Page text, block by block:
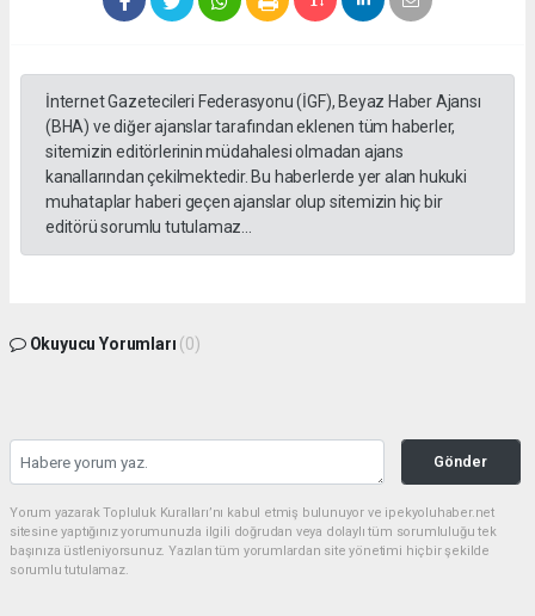
İnternet Gazetecileri Federasyonu (İGF), Beyaz Haber Ajansı
(BHA) ve diğer ajanslar tarafından eklenen tüm haberler,
sitemizin editörlerinin müdahalesi olmadan ajans
kanallarından çekilmektedir. Bu haberlerde yer alan hukuki
muhataplar haberi geçen ajanslar olup sitemizin hiç bir
editörü sorumlu tutulamaz...
Okuyucu Yorumları (0)
Gönder
Yorum yazarak Topluluk Kuralları’nı kabul etmiş bulunuyor ve ipekyoluhaber.net
sitesine yaptığınız yorumunuzla ilgili doğrudan veya dolaylı tüm sorumluluğu tek
başınıza üstleniyorsunuz. Yazılan tüm yorumlardan site yönetimi hiçbir şekilde
sorumlu tutulamaz.